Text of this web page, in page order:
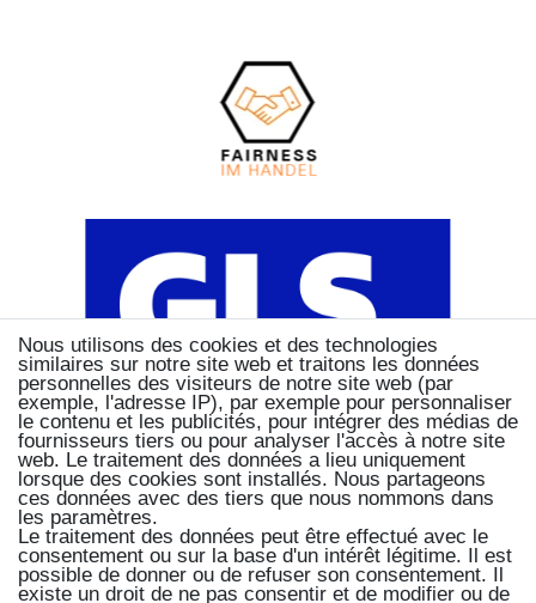
Nous utilisons des cookies et des technologies
similaires sur notre site web et traitons les données
personnelles des visiteurs de notre site web (par
exemple, l'adresse IP), par exemple pour personnaliser
le contenu et les publicités, pour intégrer des médias de
fournisseurs tiers ou pour analyser l'accès à notre site
web. Le traitement des données a lieu uniquement
lorsque des cookies sont installés. Nous partageons
ces données avec des tiers que nous nommons dans
les paramètres.
Le traitement des données peut être effectué avec le
consentement ou sur la base d'un intérêt légitime. Il est
possible de donner ou de refuser son consentement. Il
existe un droit de ne pas consentir et de modifier ou de